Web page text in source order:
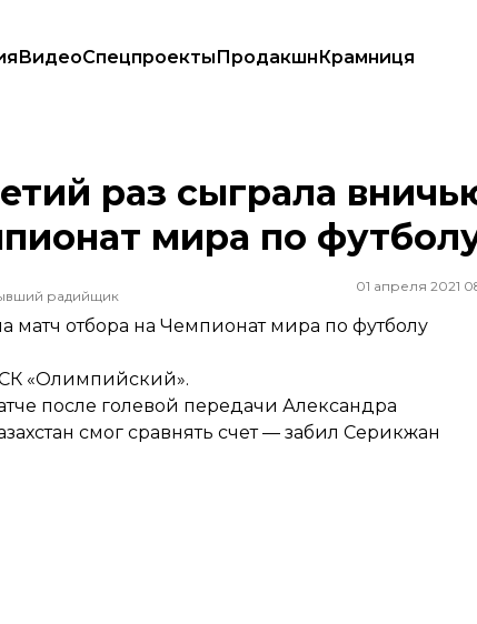
ВидеоСпецпроектыПродакшнКрамниця
Чемпионат мира по футболу
раз сыграла
мира по
радийщик
01 апреля 2021
матч отбора на Чемпионат мира по футболу
«Олимпийский».
после голевой передачи Александра
смог сравнять счет — забил Серикжан